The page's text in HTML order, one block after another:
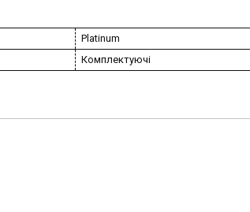
Platinum
Комплектуючі